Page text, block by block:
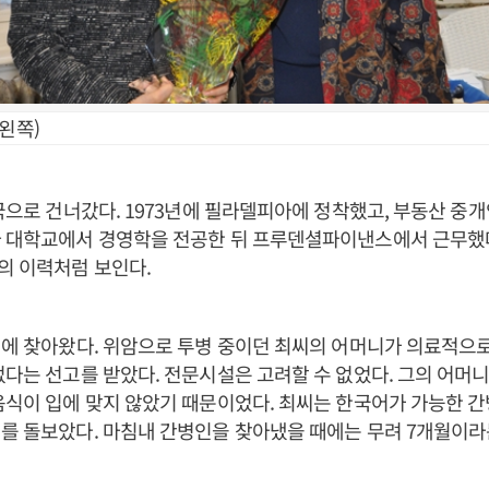
쪽)
로 건너갔다. 1973년에 필라델피아에 정착했고, 부동산 중
학교에서 경영학을 전공한 뒤 프루덴셜파이낸스에서 근무
이력처럼 보인다.
찾아왔다. 위암으로 투병 중이던 최씨의 어머니가 의료적으
는 선고를 받았다. 전문시설은 고려할 수 없었다. 그의 어머
이 입에 맞지 않았기 때문이었다. 최씨는 한국어가 가능한
돌보았다. 마침내 간병인을 찾아냈을 때에는 무려 7개월이